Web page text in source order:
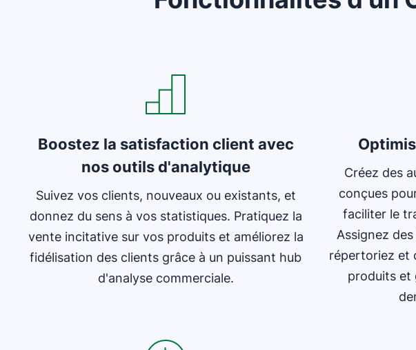
Boostez la satisfaction client avec
nos outils d'analytique
Suivez vos clients, nouveaux ou existants, et
donnez du sens à vos statistiques. Pratiquez la
vente incitative sur vos produits et améliorez la
fidélisation des clients grâce à un puissant hub
d'analyse commerciale.
Créez des
conçues
faciliter le
Assignez
répertoriez et
produits et